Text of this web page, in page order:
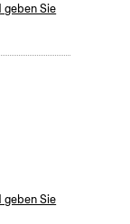
geben Sie
geben Sie